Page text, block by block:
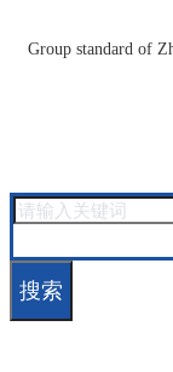
Group standard of
搜索